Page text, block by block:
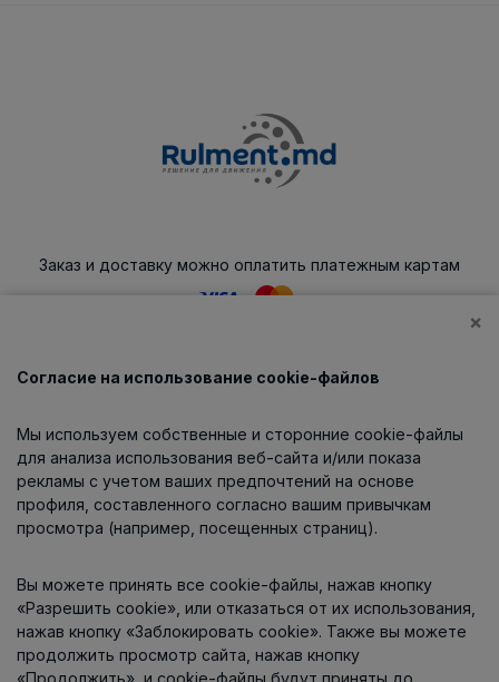
Заказ и доставку можно оплатить платежным картам
Каталог
О компании
Информация
Контакты
×
Согласие на использование cookie-файлов
Мы используем собственные и сторонние cookie-файлы
для анализа использования веб-сайта и/или показа
рекламы с учетом ваших предпочтений на основе
профиля, составленного согласно вашим привычкам
просмотра (например, посещенных страниц).
Вы можете принять все cookie-файлы, нажав кнопку
«Разрешить cookie», или отказаться от их использования,
нажав кнопку «Заблокировать cookie». Также вы можете
продолжить просмотр сайта, нажав кнопку
«Продолжить», и cookie-файлы будут приняты до